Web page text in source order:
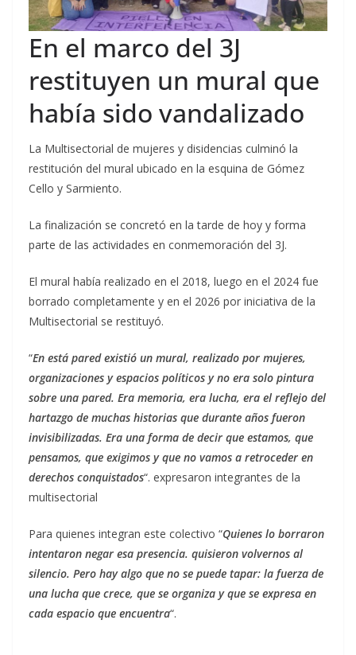
En el marco del 3J
restituyen un mural que
había sido vandalizado
La Multisectorial de mujeres y disidencias culminó la
restitución del mural ubicado en la esquina de Gómez
Cello y Sarmiento.
La finalización se concretó en la tarde de hoy y forma
parte de las actividades en conmemoración del 3J.
El mural había realizado en el 2018, luego en el 2024 fue
borrado completamente y en el 2026 por iniciativa de la
Multisectorial se restituyó.
“En está pared existió un mural, realizado por mujeres,
organizaciones y espacios políticos y no era solo pintura
sobre una pared. Era memoria, era lucha, era el reflejo del
hartazgo de muchas historias que durante años fueron
invisibilizadas. Era una forma de decir que estamos, que
pensamos, que exigimos y que no vamos a retroceder en
derechos conquistados“. expresaron integrantes de la
multisectorial
Para quienes integran este colectivo “Quienes lo borraron
intentaron negar esa presencia. quisieron volvernos al
silencio. Pero hay algo que no se puede tapar: la fuerza de
una lucha que crece, que se organiza y que se expresa en
cada espacio que encuentra“.